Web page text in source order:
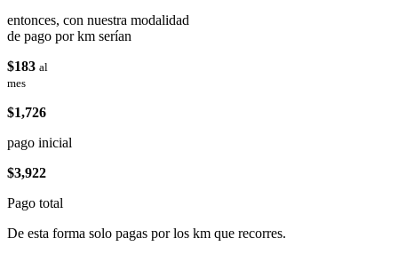
entonces, con nuestra modalidad
de pago por km serían
$183 al
mes
$1,726
pago inicial
$3,922
Pago total
De esta forma solo pagas por los km que recorres.